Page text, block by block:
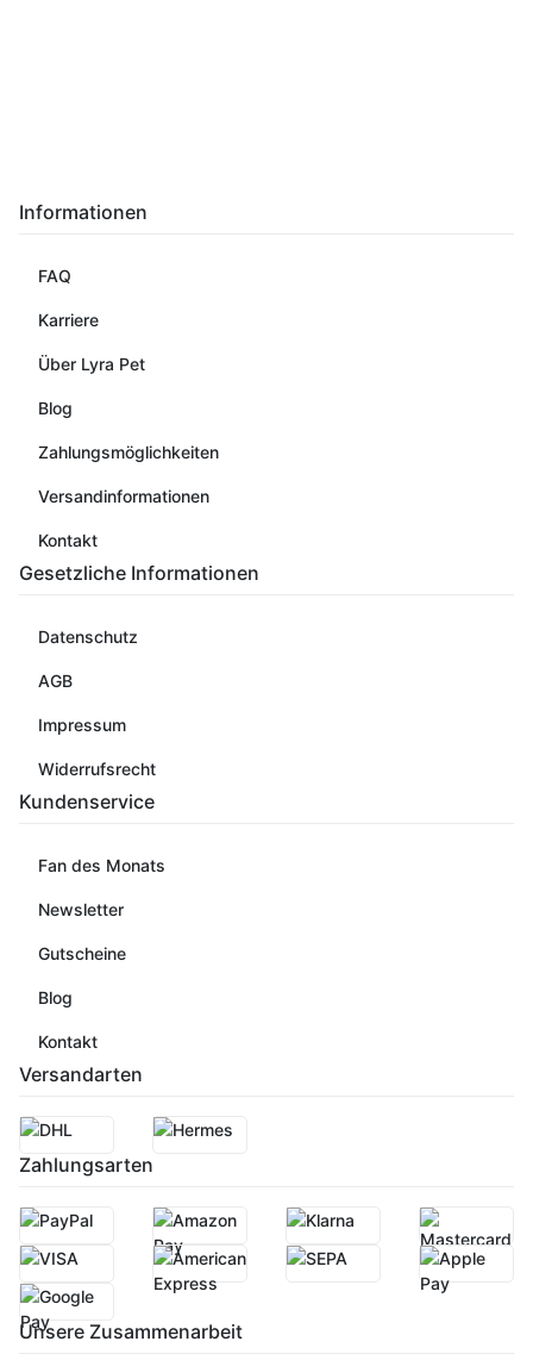
Informationen
FAQ
Karriere
Über Lyra Pet
Blog
Zahlungsmöglichkeiten
Versandinformationen
Kontakt
Gesetzliche Informationen
Datenschutz
AGB
Impressum
Widerrufsrecht
Kundenservice
Fan des Monats
Newsletter
Gutscheine
Blog
Kontakt
Versandarten
Zahlungsarten
Unsere Zusammenarbeit